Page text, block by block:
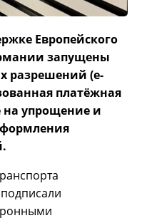
Европейского
запущены
разрешений (e-
платёжная
упрощение и